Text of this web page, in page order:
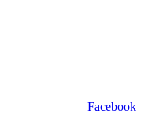
Facebook